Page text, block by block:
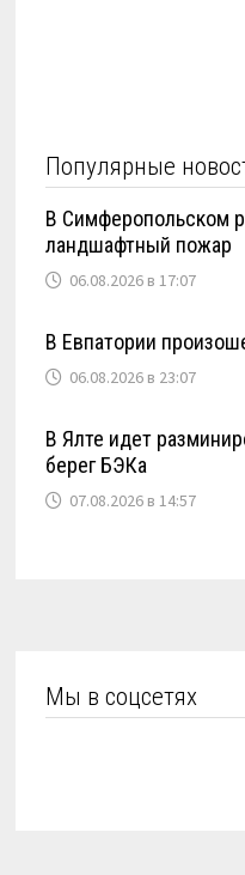
Популярные
В Симферопольском
ландшафтный пожар
06.08.2026 в 17:07
В Евпатории
06.08.2026 в 23:07
В Ялте идет
берег БЭКа
07.08.2026 в 14:57
Мы в соцсетях